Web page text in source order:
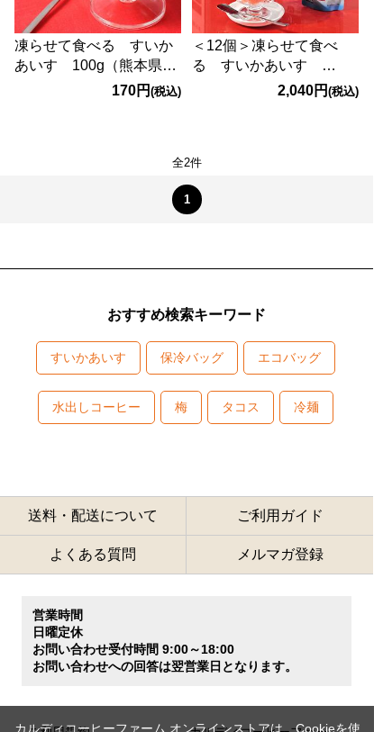
凍らせて食べる すいか
あいす 100g（熊本県益
城町産すいかの果汁使
170円(税込)
＜12個＞凍らせて食べ
る すいかあいす
100g×12個（熊本県益城
2,040円 (税込)
全2件
1
おすすめ検索キーワード
すいかあいす 保冷バッグ エコバッグ
水出しコーヒー 梅 タコス 冷麺
送料・配送について ご利用ガイド
よくある質問 メルマガ登録
営業時間
日曜定休
お問い合わせ受付時間 9:00～18:00
お問い合わせへの回答は翌営業日となります。
カルディコーヒーファーム オンラインストアは、Cookieを使